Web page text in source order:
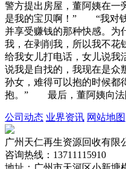
警方提出房屋，董阿姨在一
是我的宝贝啊！” “我对钱
并享受赚钱的那种快感。为
我，在剥削我，所以我不
给我女儿打电话，女儿说我
说我是自找的，我现在是
孙女，难得可以抱的时候都
抱。” 最后，董阿姨向法
公司动态 业界资讯 网站地图
广州天仁再生资源回收有限
咨询热线：13711115910